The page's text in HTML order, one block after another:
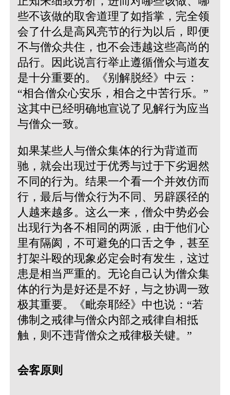
些不该做的取舍道理了如指掌，完全领
会了什么是高风亮节的行为以后，即便
不与僧众共住，也不会违越这些高尚的
品行。因此说言行举止遵循僧众与道友
是十分重要的。
《别解脱经》中云：
“相合僧众心安乐，相合之中苦行乐。”
这其中已经明确地宣说了见解行为应当
与僧众一致。
如果某些人与僧众集体的行为背道而
驰，就会出现过于优秀与过于下劣迥然
不同的行为。结果一个看一个并效仿而
行，最后与僧众行为不同、另辟蹊径的
人越来越多。这么一来，僧众中势必会
出现行为各不相同的两派，由于他们心
里有隔阂，不可避免的口舌之争，甚至
打架斗殴的现象必定会时有发生，这过
患是相当严重的。无论自己认为僧众集
体的行为是好还是不好，与之协调一致
极其重要。
《毗奈耶经》中也说：“若
佛制之戒律与僧众内部之戒律自相抵
触，则不违背僧众之戒律极关键。”
会客原则